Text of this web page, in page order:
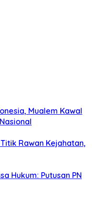
Mualem Kawal
Rawan Kejahatan,
Hukum: Putusan PN